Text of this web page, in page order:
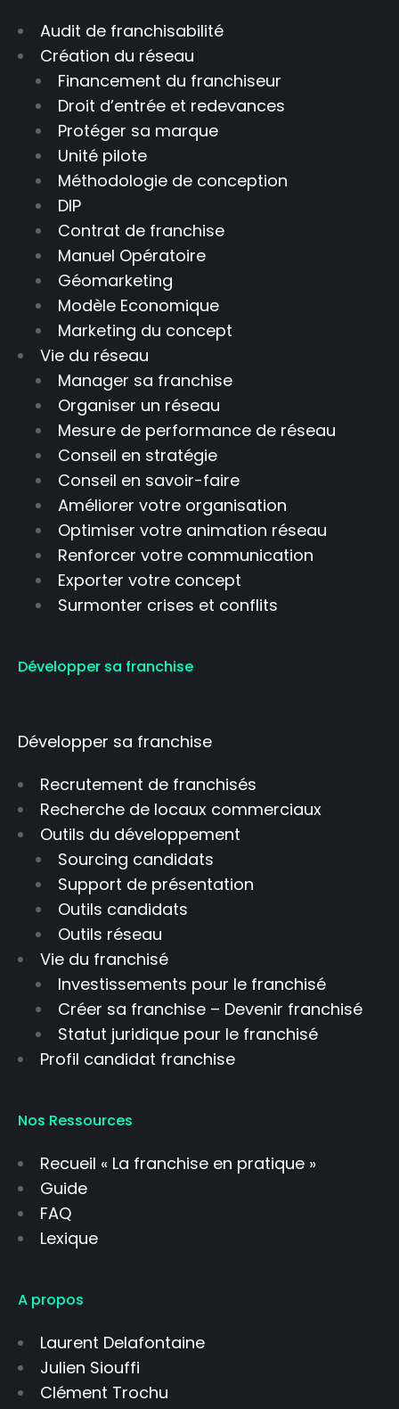
Audit de franchisabilité
Création du réseau
Financement du franchiseur
Droit d’entrée et redevances
Protéger sa marque
Unité pilote
Méthodologie de conception
DIP
Contrat de franchise
Manuel Opératoire
Géomarketing
Modèle Economique
Marketing du concept
Vie du réseau
Manager sa franchise
Organiser un réseau
Mesure de performance de réseau
Conseil en stratégie
Conseil en savoir-faire
Améliorer votre organisation
Optimiser votre animation réseau
Renforcer votre communication
Exporter votre concept
Surmonter crises et conflits
Développer sa franchise
Développer sa franchise
Recrutement de franchisés
Recherche de locaux commerciaux
Outils du développement
Sourcing candidats
Support de présentation
Outils candidats
Outils réseau
Vie du franchisé
Investissements pour le franchisé
Créer sa franchise – Devenir franchisé
Statut juridique pour le franchisé
Profil candidat franchise
Nos Ressources
Recueil « La franchise en pratique »
Guide
FAQ
Lexique
A propos
Laurent Delafontaine
Julien Siouffi
Clément Trochu